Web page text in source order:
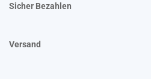
Sicher Bezahlen
Versand